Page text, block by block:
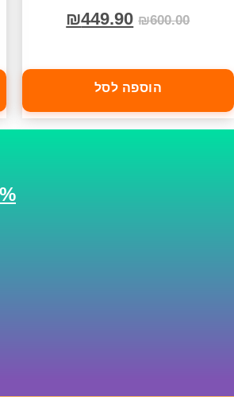
₪600.00
₪449.90
הוספה לסל
10%